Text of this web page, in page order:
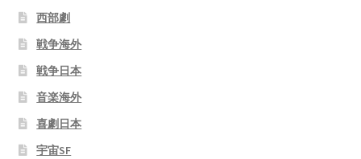
西部劇
戦争海外
戦争日本
音楽海外
喜劇日本
宇宙SF